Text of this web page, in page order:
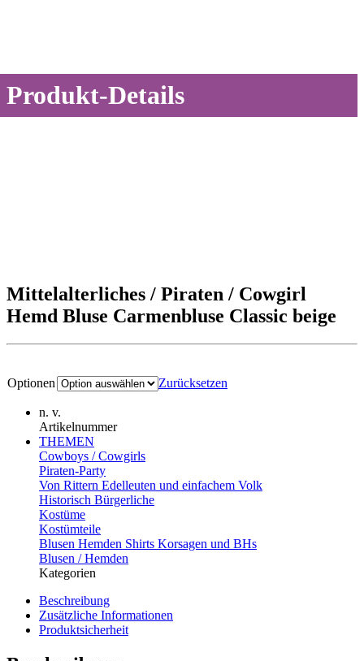
Produkt-Details
Mittelalterliches / Piraten / Cowgirl
Hemd Bluse Carmenbluse Classic beige
Optionen Zurücksetzen
n. v.
Artikelnummer
THEMEN
Cowboys / Cowgirls
Piraten-Party
Von Rittern Edelleuten und einfachem Volk
Historisch Bürgerliche
Kostüme
Kostümteile
Blusen Hemden Shirts Korsagen und BHs
Blusen / Hemden
Kategorien
Beschreibung
Zusätzliche Informationen
Produktsicherheit